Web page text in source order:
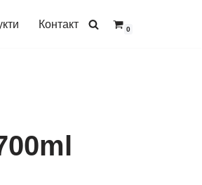
Контакт 0